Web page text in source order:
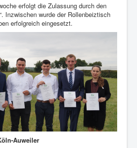
erfolgt die Zulassung durch den
Inzwischen wurde der Rollenbeiztisch
erfolgreich eingesetzt.
Auweiler